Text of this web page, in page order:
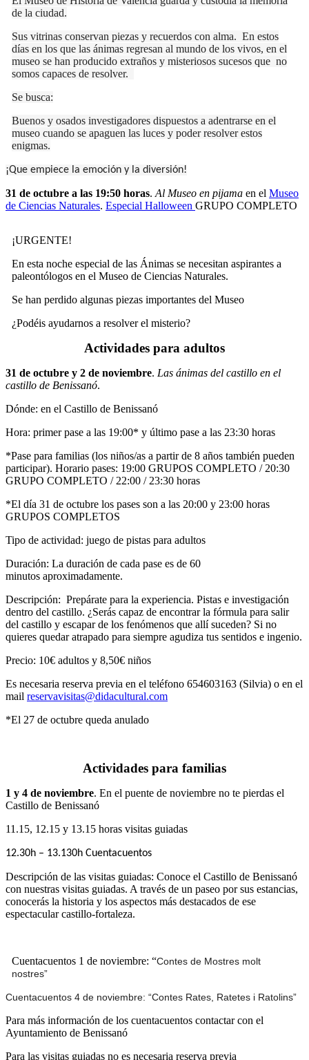
de la ciudad.
Sus vitrinas conservan piezas y recuerdos con alma. En estos
días en los que las ánimas regresan al mundo de los vivos, en el
museo se han producido extraños y misteriosos sucesos que no
somos capaces de resolver.
Se busca:
Buenos y osados investigadores dispuestos a adentrarse en el
museo cuando se apaguen las luces y poder resolver estos
enigmas.
¡Que empiece la emoción y la diversión!
31 de octubre a las 19:50 horas. Al Museo en pijama en el Museo
de Ciencias Naturales. Especial Halloween GRUPO COMPLETO
¡URGENTE!
En esta noche especial de las Ánimas se necesitan aspirantes a
paleontólogos en el Museo de Ciencias Naturales.
Se han perdido algunas piezas importantes del Museo
¿Podéis ayudarnos a resolver el misterio?
Actividades para adultos
31 de octubre y 2 de noviembre. Las ánimas del castillo en el
castillo de Benissanó.
Dónde: en el Castillo de Benissanó
Hora: primer pase a las 19:00* y último pase a las 23:30 horas
*Pase para familias (los niños/as a partir de 8 años también pueden
participar). Horario pases: 19:00 GRUPOS COMPLETO / 20:30
GRUPO COMPLETO / 22:00 / 23:30 horas
*El día 31 de octubre los pases son a las 20:00 y 23:00 horas
GRUPOS COMPLETOS
Tipo de actividad: juego de pistas para adultos
Duración: La duración de cada pase es de 60
minutos aproximadamente.
Descripción: Prepárate para la experiencia. Pistas e investigación
dentro del castillo. ¿Serás capaz de encontrar la fórmula para salir
del castillo y escapar de los fenómenos que allí suceden? Si no
quieres quedar atrapado para siempre agudiza tus sentidos e ingenio.
Precio: 10€ adultos y 8,50€ niños
Es necesaria reserva previa en el teléfono 654603163 (Silvia) o en el
mail reservavisitas@didacultural.com
*El 27 de octubre queda anulado
Actividades para familias
1 y 4 de noviembre. En el puente de noviembre no te pierdas el
Castillo de Benissanó
11.15, 12.15 y 13.15 horas visitas guiadas
12.30h – 13.130h Cuentacuentos
Descripción de las visitas guiadas: Conoce el Castillo de Benissanó
con nuestras visitas guiadas. A través de un paseo por sus estancias,
conocerás la historia y los aspectos más destacados de ese
espectacular castillo-fortaleza.
Cuentacuentos 1 de noviembre: “Contes de Mostres molt
nostres”
Cuentacuentos 4 de noviembre: “Contes Rates, Ratetes i Ratolins”
Para más información de los cuentacuentos contactar con el
Ayuntamiento de Benissanó
Para las visitas guiadas no es necesaria reserva previa